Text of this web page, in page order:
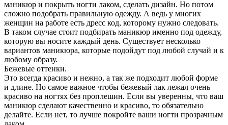
маникюр и покрыть ногти лаком, сделать дизайн. Но потом
сложно подобрать правильную одежду. А ведь у многих
женщин на работе есть дресс код, которому нужно следовать.
В таком случае стоит подбирать маникюр именно под одежду,
которую вы носите каждый день. Существует несколько
вариантов маникюра, которые подойдут под любой случай и к
любому образу.
Бежевые оттенки.
Это всегда красиво и нежно, а так же подходит любой форме
и длине. Но самое важное чтобы бежевый лак лежал очень
красиво на ногтях без проплешин. Если вы уверенны, что ваш
маникюр сделают качественно и красиво, то обязательно
делайте. Если нет, то лучше покройте ваши ногти прозрачным